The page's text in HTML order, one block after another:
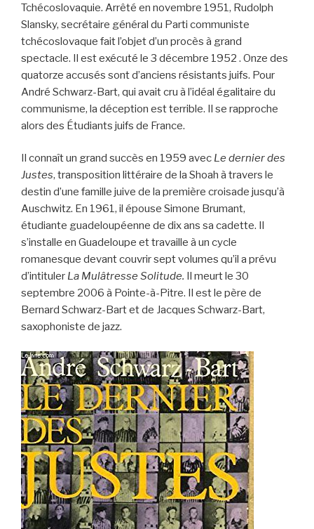
Tchécoslovaquie. Arrêté en novembre 1951, Rudolph
Slansky, secrétaire général du Parti communiste
tchécoslovaque fait l’objet d’un procès à grand
spectacle. Il est exécuté le 3 décembre 1952 . Onze des
quatorze accusés sont d’anciens résistants juifs. Pour
André Schwarz-Bart, qui avait cru à l’idéal égalitaire du
communisme, la déception est terrible. Il se rapproche
alors des Étudiants juifs de France.
Il connaît un grand succès en 1959 avec Le dernier des
Justes, transposition littéraire de la Shoah à travers le
destin d’une famille juive de la première croisade jusqu’à
Auschwitz. En 1961, il épouse Simone Brumant,
étudiante guadeloupéenne de dix ans sa cadette. Il
s’installe en Guadeloupe et travaille à un cycle
romanesque devant couvrir sept volumes qu’il a prévu
d’intituler La Mulâtresse Solitude. Il meurt le 30
septembre 2006 à Pointe-à-Pitre. Il est le père de
Bernard Schwarz-Bart et de Jacques Schwarz-Bart,
saxophoniste de jazz.